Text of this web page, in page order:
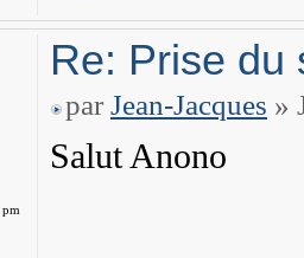
Re: Prise du
par Jean-Jacques »
Salut Anono